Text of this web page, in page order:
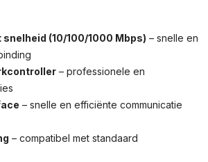
(10/100/1000 Mbps) – snelle en
– professionele en
– snelle en efficiënte communicatie
– compatibel met standaard